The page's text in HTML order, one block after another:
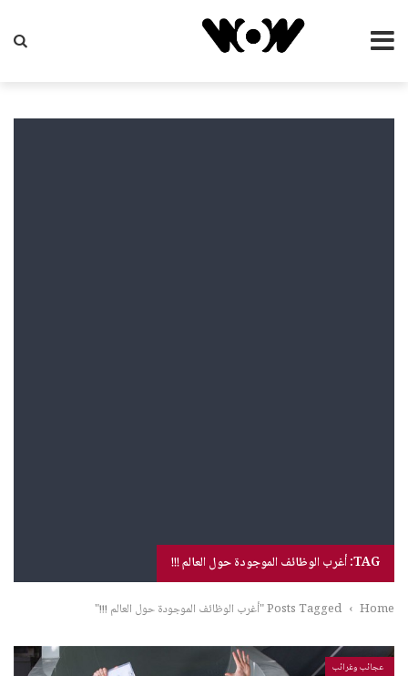
TAG: أغرب الوظائف الموجودة حول العالم !!!
Home
› Posts Tagged "أغرب الوظائف الموجودة حول العالم !!!"
عجائب وغرائب